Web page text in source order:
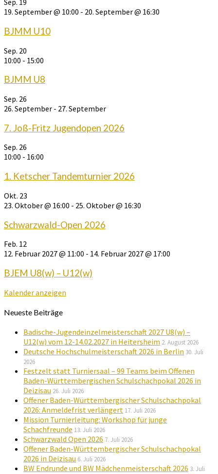
Sep. 19
19. September @ 10:00 - 20. September @ 16:30
BJMM U10
Sep. 20
10:00 - 15:00
BJMM U8
Sep. 26
26. September - 27. September
7. Joß-Fritz Jugendopen 2026
Sep. 26
10:00 - 16:00
1. Ketscher Tandemturnier 2026
Okt. 23
23. Oktober @ 16:00 - 25. Oktober @ 16:30
Schwarzwald-Open 2026
Feb. 12
12. Februar 2027 @ 11:00 - 14. Februar 2027 @ 17:00
BJEM U8(w) – U12(w)
Kalender anzeigen
Neueste Beiträge
Badische-Jugendeinzelmeisterschaft 2027 U8(w) –
U12(w) vom 12-14.02.2027 in Heitersheim 2. August 2026
Deutsche Hochschulmeisterschaft 2026 in Berlin 30. Juli
2026
Festzelt statt Turniersaal – 99 Teams beim Offenen
Baden-Württembergischen Schulschachpokal 2026 in
Deizisau 26. Juli 2026
Offener Baden-Württembergischer Schulschachpokal
2026: Anmeldefrist verlängert 17. Juli 2026
Mission Turnierleitung: Workshop für junge
Schachfreunde 13. Juli 2026
Schwarzwald Open 2026 7. Juli 2026
Offener Baden-Württembergischer Schulschachpokal
2026 in Deizisau 6. Juli 2026
BW Endrunde und BW Mädchenmeisterschaft 2026 3. Juli